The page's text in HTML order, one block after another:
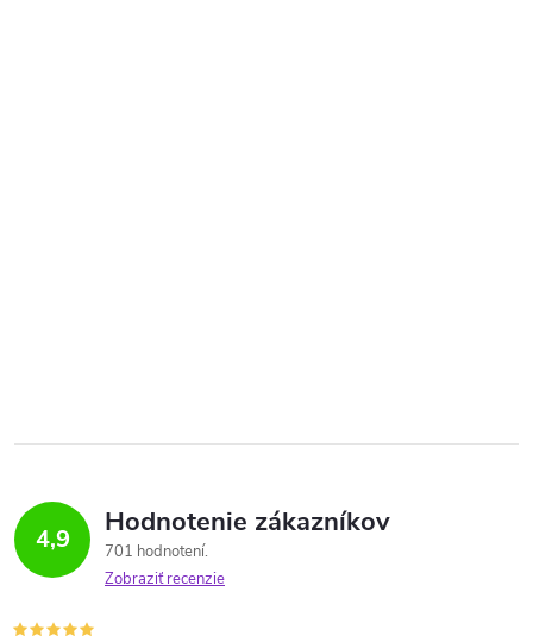
4,9 Hodnotenie zákazníkov
701 hodnotení
Zobraziť recenzie